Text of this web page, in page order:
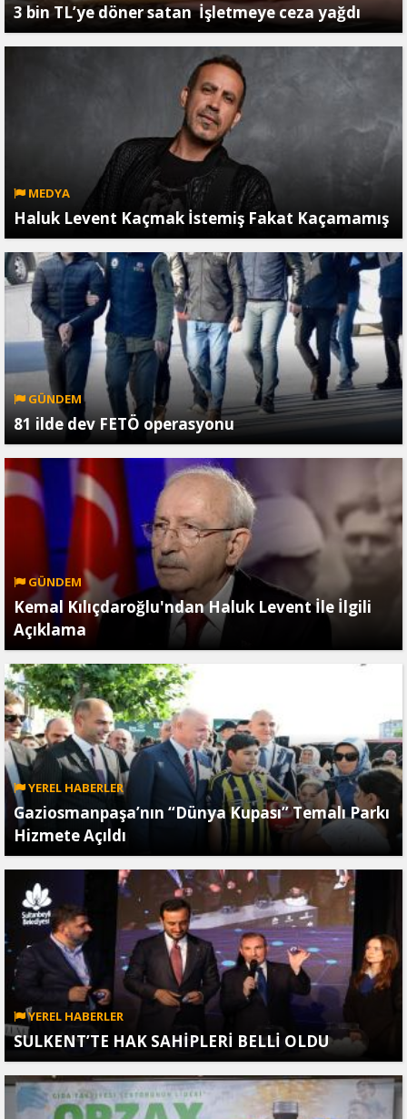
3 bin TL’ye döner satan İşletmeye ceza yağdı
MEDYA
Haluk Levent Kaçmak İstemiş Fakat Kaçamamış
GÜNDEM
81 ilde dev FETÖ operasyonu
GÜNDEM
Kemal Kılıçdaroğlu'ndan Haluk Levent İle İlgili
Açıklama
YEREL HABERLER
Gaziosmanpaşa’nın “Dünya Kupası” Temalı Parkı
Hizmete Açıldı
YEREL HABERLER
SULKENT’TE HAK SAHİPLERİ BELLİ OLDU